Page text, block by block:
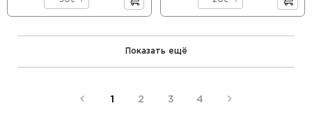
Показать ещё
1 2 3 4